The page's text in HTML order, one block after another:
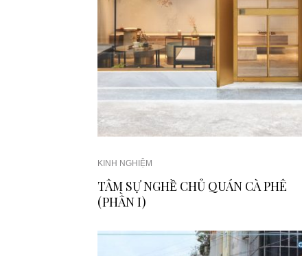
KINH NGHIỆM
TÂM SỰ NGHỀ CHỦ QUÁN CÀ PHÊ
(PHẦN I)